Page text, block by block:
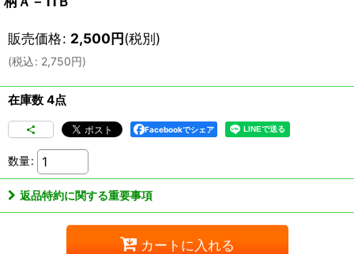
販売価格: 2,500円(税別)
(税込: 2,750円)
在庫数 4点
Facebookでシェア
数量:
返品特約に関する重要事項
カートに入れる